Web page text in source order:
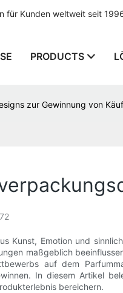
für Kunden weltweit seit
PRODUCTS
zur Gewinnung von
72
Kunst, Emotion und
maßgeblich
auf dem
In diesem Artikel
bereichern.